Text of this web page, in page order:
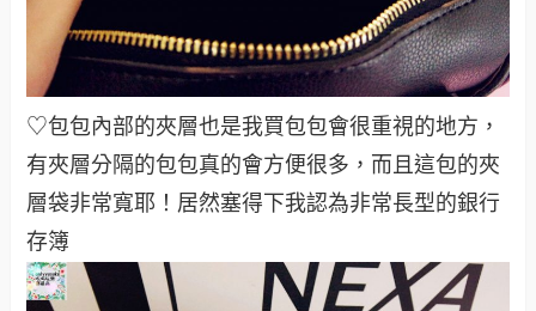
♡包包內部的夾層也是我買包包會很重視的地方，
有夾層分隔的包包真的會方便很多，而且這包的夾
層袋非常寬耶！居然塞得下我認為非常長型的銀行
存簿